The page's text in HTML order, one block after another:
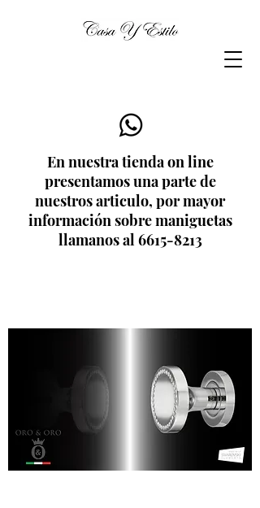
En nuestra tienda on line
presentamos una parte de
nuestros articulo, por mayor
información sobre maniguetas
llamanos al6615-8213